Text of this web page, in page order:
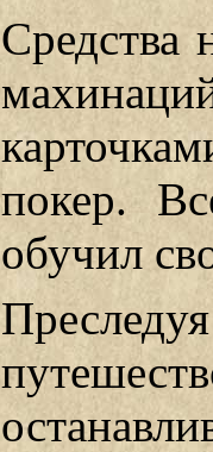
Средства
покер.
обучил